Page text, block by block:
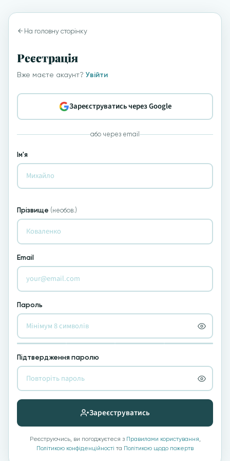
На головну сторінку
Реєстрація
Вже маєте акаунт? Увійти
Зареєструватись через Google
або через email
Ім'я
Прізвище (необов.)
Email
Пароль
Підтвердження паролю
Зареєструватись
Реєструючись, ви погоджуєтеся зПравилами користування
Політикою конфіденційності та Політикою щодо пожертв